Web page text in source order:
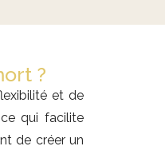
?
et de
qui facilite
de créer un